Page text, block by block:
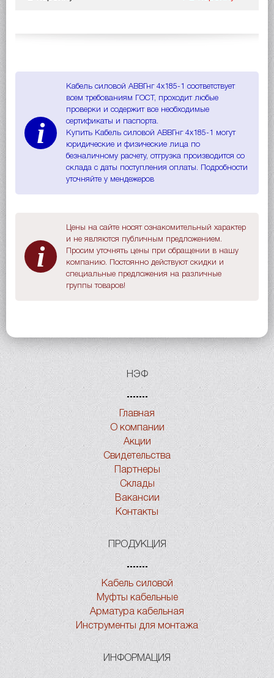
i
Кабель силовой АВВГнг 4х185-1 соответствует
всем требованиям ГОСТ, проходит любые
проверки и содержит все необходимые
сертификаты и паспорта.
Купить Кабель силовой АВВГнг 4х185-1 могут
юридические и физические лица по
безналичному расчету, отгрузка производится со
склада с даты поступления оплаты. Подробности
уточняйте у мендежеров
i
Цены на сайте носят ознакомительный характер
и не являются публичным предложением.
Просим уточнять цены при обращении в нашу
компанию. Постоянно действуют скидки и
специальные предложения на различные
группы товаров!
НЭФ
Главная
О компании
Акции
Свидетельства
Партнеры
Склады
Вакансии
Контакты
ПРОДУКЦИЯ
Кабель силовой
Муфты кабельные
Арматура кабельная
Инструменты для монтажа
ИНФОРМАЦИЯ